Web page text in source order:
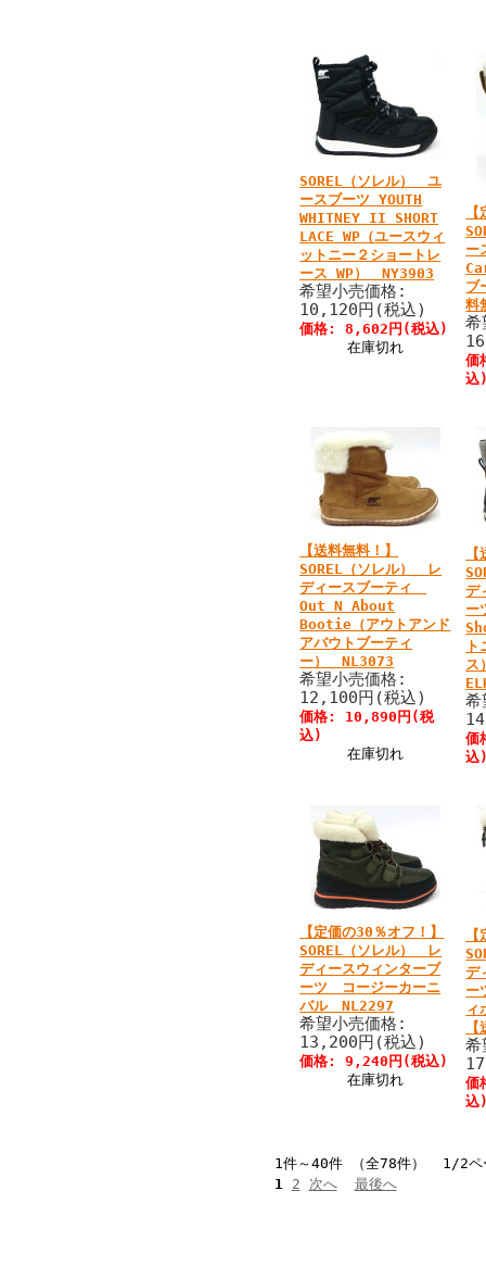
SOREL（ソレル） ユ
ースブーツ YOUTH
WHITNEY II SHORT
LACE WP（ユースウィ
ットニー２ショートレ
ース WP） NY3903
希望小売価格:
10,120円(税込)
価格: 8,602円(税込)
在庫切れ
ー
ブ
料
価
込
【送料無料！】
SOREL（ソレル） レ
ディースブーティ
Out N About
Bootie（アウトアンド
アバウトブーティ
ー） NL3073
希望小売価格:
12,100円(税込)
価格: 10,890円(税
込)
在庫切れ
デ
価
込
【定価の30％オフ！】
SOREL（ソレル） レ
ディースウィンターブ
ーツ コージーカーニ
バル NL2297
希望小売価格:
13,200円(税込)
価格: 9,240円(税込)
在庫切れ
デ
ー
ィ
価
込
1件～40件 （全78件） 1/2ペ
1
2 次へ 最後へ